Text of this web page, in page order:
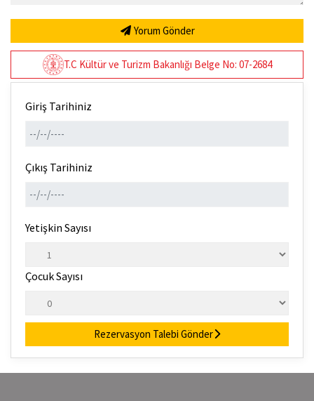
Yorum Gönder
T.C Kültür ve Turizm Bakanlığı Belge No: 07-2684
Giriş Tarihiniz
Çıkış Tarihiniz
Yetişkin Sayısı
Çocuk Sayısı
Rezervasyon Talebi Gönder